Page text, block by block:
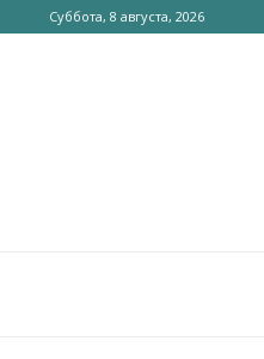
Суббота, 8 августа, 2026